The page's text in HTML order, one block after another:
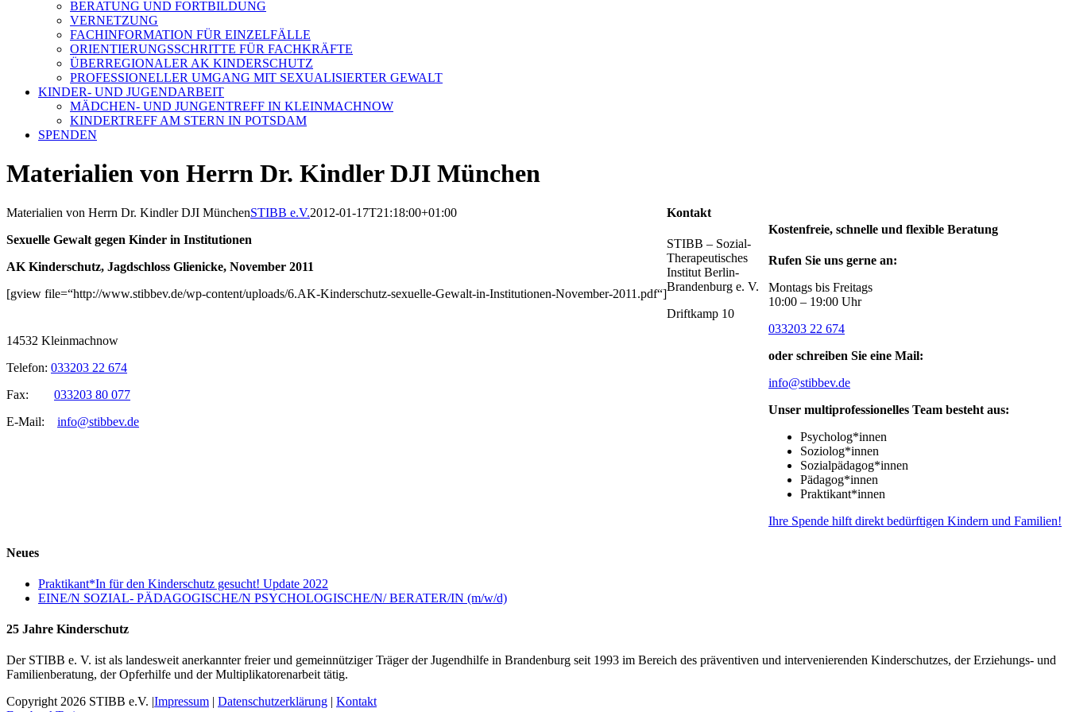
BERATUNG UND FORTBILDUNG
VERNETZUNG
FACHINFORMATION FÜR EINZELFÄLLE
ORIENTIERUNGSSCHRITTE FÜR FACHKRÄFTE
ÜBERREGIONALER AK KINDERSCHUTZ
PROFESSIONELLER UMGANG MIT SEXUALISIERTER GEWALT
KINDER- UND JUGENDARBEIT
MÄDCHEN- UND JUNGENTREFF IN KLEINMACHNOW
KINDERTREFF AM STERN IN POTSDAM
SPENDEN
Materialien von Herrn Dr. Kindler DJI München
Materialien von Herrn Dr. Kindler DJI MünchenSTIBB e.V.2012-01-17T21:18:00+01:00
Sexuelle Gewalt gegen Kinder in Institutionen
AK Kinderschutz, Jagdschloss Glienicke, November 2011
[gview file=“http://www.stibbev.de/wp-content/uploads/6.AK-Kinderschutz-sexuelle-Gewalt-in-Institutionen-November-2011.pdf“]
Kostenfreie, schnelle und flexible Beratung
Rufen Sie uns gerne an:
Montags bis Freitags
10:00 – 19:00 Uhr
033203 22 674
oder schreiben Sie eine Mail:
info@stibbev.de
Unser multiprofessionelles Team besteht aus:
Psycholog*innen
Soziolog*innen
Sozialpädagog*innen
Pädagog*innen
Praktikant*innen
Ihre Spende hilft direkt bedürftigen Kindern und Familien!
Kontakt
STIBB – Sozial-
Therapeutisches
Institut Berlin-
Brandenburg e. V.
Driftkamp 10
14532 Kleinmachnow
Telefon: 033203 22 674
Fax: 033203 80 077
E-Mail: info@stibbev.de
Neues
Praktikant*In für den Kinderschutz gesucht! Update 2022
EINE/N SOZIAL- PÄDAGOGISCHE/N PSYCHOLOGISCHE/N/ BERATER/IN (m/w/d)
25 Jahre Kinderschutz
Der STIBB e. V. ist als landesweit anerkannter freier und gemeinnütziger Träger der Jugendhilfe in Brandenburg seit 1993 im Bereich des präventiven und intervenierenden Kinderschutzes, der Erziehungs- und
Familienberatung, der Opferhilfe und der Multiplikatorenarbeit tätig.
Copyright 2026 STIBB e.V. | Impressum Datenschutzerklärung
Kontakt